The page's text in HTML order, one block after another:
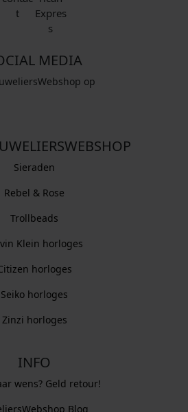
MEDIA
op
Sieraden
Rebel & Rose
Trollbeads
Klein horloges
horloges
Seiko horloges
Zinzi horloges
INFO
wens? Geld retour!
Blog